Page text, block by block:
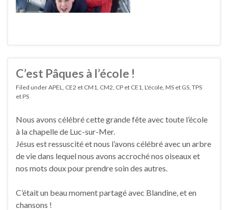
C’est Pâques à l’école !
Filed underAPEL CE2 et CM1 CM2 CP et CE1 L'école MS et GS TPS
et PS
Nous avons célébré cette grande fête avec toute l’école
à la chapelle de Luc-sur-Mer.
Jésus est ressuscité et nous l’avons célébré avec un arbre
de vie dans lequel nous avons accroché nos oiseaux et
nos mots doux pour prendre soin des autres.
C’était un beau moment partagé avec Blandine, et en
chansons !